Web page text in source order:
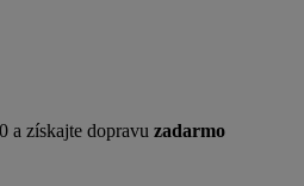
a získajte dopravu zadarmo